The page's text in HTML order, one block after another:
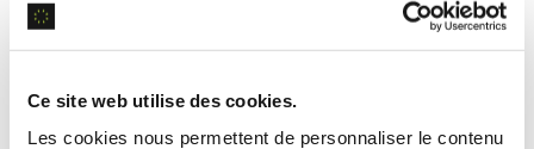
Ce site web utilise des cookies.
Les cookies nous permettent de personnaliser le contenu
Grâce à des modèles de
réseaux neuronaux
convolutifs (CNNs), Odin crée et personnalise des